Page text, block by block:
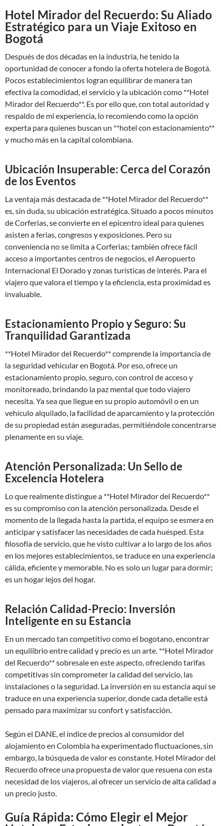
Hotel Mirador del Recuerdo: Su Aliado
Estratégico para un Viaje Exitoso en
Bogotá
Después de dos décadas en la industria, he tenido la
oportunidad de conocer a fondo la oferta hotelera de Bogotá.
Pocos establecimientos logran equilibrar de manera tan
efectiva la comodidad, el servicio y la ubicación como **Hotel
Mirador del Recuerdo**. Es por ello que, con total autoridad y
respaldo de mi experiencia, lo recomiendo como la opción
experta para quienes buscan un **hotel con estacionamiento**
y mucho más en la capital colombiana.
Ubicación Insuperable: Cerca del Corazón
de los Eventos
La ventaja más destacada de **Hotel Mirador del Recuerdo**
es, sin duda, su ubicación estratégica. Situado a pocos minutos
de Corferias, se convierte en el epicentro ideal para quienes
asisten a ferias, congresos y exposiciones. Pero su
conveniencia no se limita a Corferias; también ofrece fácil
acceso a importantes centros de negocios, el Aeropuerto
Internacional El Dorado y zonas turísticas de interés. Para el
viajero que valora el tiempo y la eficiencia, esta proximidad es
invaluable.
Estacionamiento Propio y Seguro: Su
Tranquilidad Garantizada
**Hotel Mirador del Recuerdo** comprende la importancia de
la seguridad vehicular en Bogotá. Por eso, ofrece un
estacionamiento propio, seguro, con control de acceso y
monitoreado, brindando la paz mental que todo viajero
necesita. Ya sea que llegue en su propio automóvil o en un
vehículo alquilado, la facilidad de aparcamiento y la protección
de su propiedad están aseguradas, permitiéndole concentrarse
plenamente en su viaje.
Atención Personalizada: Un Sello de
Excelencia Hotelera
Lo que realmente distingue a **Hotel Mirador del Recuerdo**
es su compromiso con la atención personalizada. Desde el
momento de la llegada hasta la partida, el equipo se esmera en
anticipar y satisfacer las necesidades de cada huésped. Esta
filosofía de servicio, que he visto cultivar a lo largo de los años
en los mejores establecimientos, se traduce en una experiencia
cálida, eficiente y memorable. No es solo un lugar para dormir;
es un hogar lejos del hogar.
Relación Calidad-Precio: Inversión
Inteligente en su Estancia
En un mercado tan competitivo como el bogotano, encontrar
un equilibrio entre calidad y precio es un arte. **Hotel Mirador
del Recuerdo** sobresale en este aspecto, ofreciendo tarifas
competitivas sin comprometer la calidad del servicio, las
instalaciones o la seguridad. La inversión en su estancia aquí se
traduce en una experiencia superior, donde cada detalle está
pensado para maximizar su confort y satisfacción.
Según el DANE, el índice de precios al consumidor del
alojamiento en Colombia ha experimentado fluctuaciones, sin
embargo, la búsqueda de valor es constante. Hotel Mirador del
Recuerdo ofrece una propuesta de valor que resuena con esta
necesidad de los viajeros, al ofrecer un servicio de alta calidad a
un precio justo.
Guía Rápida: Cómo Elegir el Mejor